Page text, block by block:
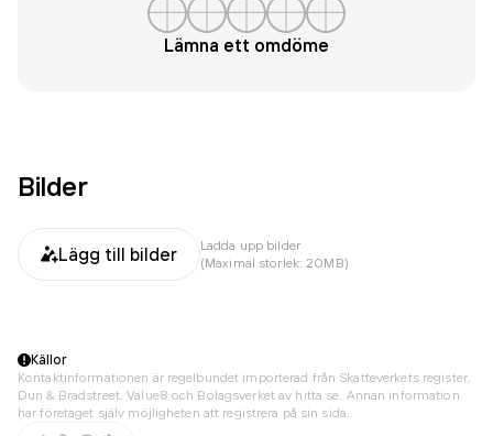
Lämna ett omdöme
Bilder
Lägg till bilder
Ladda upp bilder
(Maximal storlek: 20MB)
Källor
Kontaktinformationen är regelbundet importerad från Skatteverkets register,
Dun & Bradstreet, Value8 och Bolagsverket av hitta.se. Annan information
har företaget själv möjligheten att registrera på sin sida.